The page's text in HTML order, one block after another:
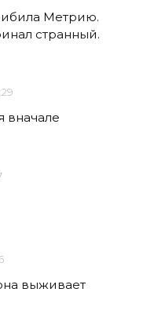
Метрию.
странный.
вначале
выживает